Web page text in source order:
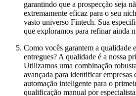
garantindo que a prospecção seja
extremamente eficaz para o seu
vasto universo Fintech. Sua
que exploramos para refinar ainda
Como vocês garantem a qualidade
entregues? A qualidade é a nossa
Utilizamos uma combinação
avançada para identificar empresas
automação inteligente para o
qualificação manual por